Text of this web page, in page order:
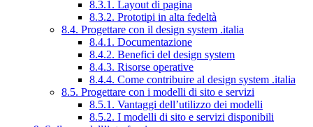
8.3.1. Layout di pagina
8.3.2. Prototipi in alta fedeltà
8.4. Progettare con il design system .italia
8.4.1. Documentazione
8.4.2. Benefici del design system
8.4.3. Risorse operative
8.4.4. Come contribuire al design system .italia
8.5. Progettare con i modelli di sito e servizi
8.5.1. Vantaggi dell’utilizzo dei modelli
8.5.2. I modelli di sito e servizi disponibili